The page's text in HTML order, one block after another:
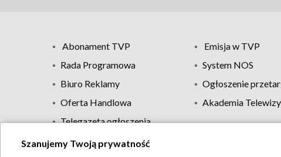
Abonament TVP Emisja w TVP
Rada Programowa
System NOS
Biuro Reklamy
Ogłoszenie
Oferta Handlowa
Akademia
Telegazeta ogłoszenia
Szanujemy Twoją prywatność